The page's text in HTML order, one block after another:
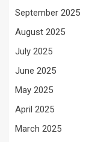
September 2025
August 2025
July 2025
June 2025
May 2025
April 2025
March 2025